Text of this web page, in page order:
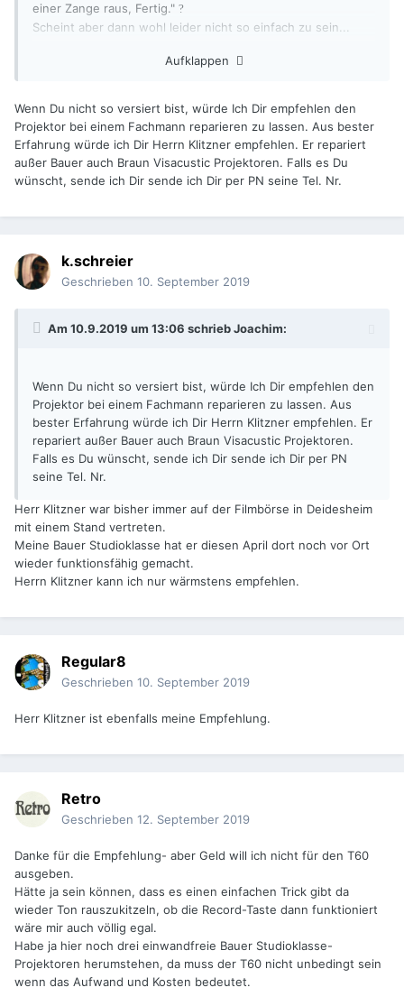
einer Zange raus, Fertig." ?
Scheint aber dann wohl leider nicht so einfach zu sein...
Trotzdem Danke für die Beiträge!
Aufklappen
Wenn Du nicht so versiert bist, würde Ich Dir empfehlen den
Projektor bei einem Fachmann reparieren zu lassen. Aus bester
Erfahrung würde ich Dir Herrn Klitzner empfehlen. Er repariert
außer Bauer auch Braun Visacustic Projektoren. Falls es Du
wünscht, sende ich Dir sende ich Dir per PN seine Tel. Nr.
k.schreier
Geschrieben 10. September 2019
Am 10.9.2019 um 13:06 schriebJoachim:
Wenn Du nicht so versiert bist, würde Ich Dir empfehlen den
Projektor bei einem Fachmann reparieren zu lassen. Aus
bester Erfahrung würde ich Dir Herrn Klitzner empfehlen. Er
repariert außer Bauer auch Braun Visacustic Projektoren.
Falls es Du wünscht, sende ich Dir sende ich Dir per PN
seine Tel. Nr.
Herr Klitzner war bisher immer auf der Filmbörse in Deidesheim
mit einem Stand vertreten.
Meine Bauer Studioklasse hat er diesen April dort noch vor Ort
wieder funktionsfähig gemacht.
Herrn Klitzner kann ich nur wärmstens empfehlen.
Regular8
Geschrieben 10. September 2019
Herr Klitzner ist ebenfalls meine Empfehlung.
Retro
Geschrieben 12. September 2019
Danke für die Empfehlung- aber Geld will ich nicht für den T60
ausgeben.
Hätte ja sein können, dass es einen einfachen Trick gibt da
wieder Ton rauszukitzeln, ob die Record-Taste dann funktioniert
wäre mir auch völlig egal.
Habe ja hier noch drei einwandfreie Bauer Studioklasse-
Projektoren herumstehen, da muss der T60 nicht unbedingt sein
wenn das Aufwand und Kosten bedeutet.